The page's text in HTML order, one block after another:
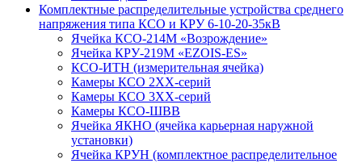
Комплектные распределительные устройства среднего
напряжения типа КСО и КРУ 6-10-20-35кВ
Ячейка КСО-214М «Возрождение»
Ячейка КРУ-219М «EZOIS-ES»
КСО-ИТН (измерительная ячейка)
Камеры КСО 2ХХ-серий
Камеры КСО 3ХХ-серий
Камеры КСО-ШВВ
Ячейка ЯКНО (ячейка карьерная наружной
установки)
Ячейка КРУН (комплектное распределительное